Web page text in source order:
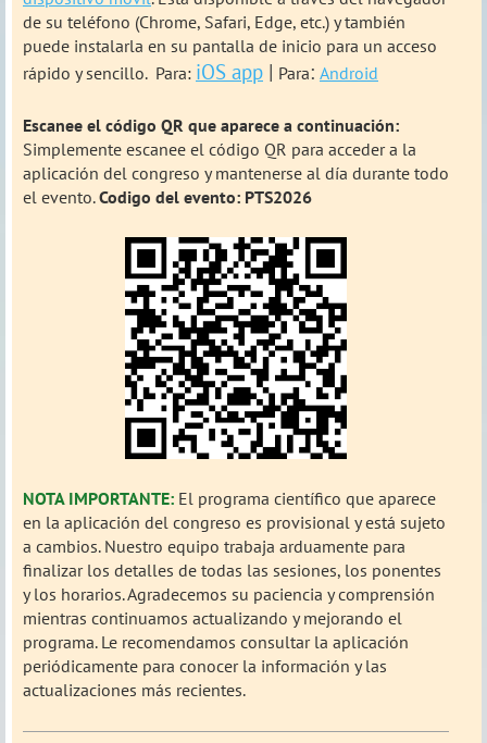
de su teléfono (Chrome, Safari, Edge, etc.) y también
puede instalarla en su pantalla de inicio para un acceso
rápido y sencillo. Para: iOS app | Para: Android
Escanee el código QR que aparece a continuación:
Simplemente escanee el código QR para acceder a la
aplicación del congreso y mantenerse al día durante todo
el evento.Codigo del evento: PTS2026
NOTA IMPORTANTE: El programa científico que aparece
en la aplicación del congreso es provisional y está sujeto
a cambios. Nuestro equipo trabaja arduamente para
finalizar los detalles de todas las sesiones, los ponentes
y los horarios. Agradecemos su paciencia y comprensión
mientras continuamos actualizando y mejorando el
programa. Le recomendamos consultar la aplicación
periódicamente para conocer la información y las
actualizaciones más recientes.